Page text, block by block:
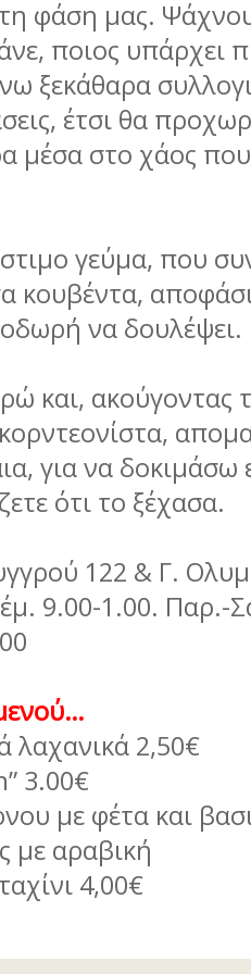
τη φάση µας.
ποιος υπάρχει
ξεκάθαρα
έτσι θα
µέσα στο χάος που
γεύµα, που
κουβέντα,
να δουλέψει.
και, ακούγοντας
για να δοκιµάσω
ότι το
122 & Γ.
9.00-1.00. Παρ.-
λαχανικά 2,50€
3.00€
µε φέτα και
µε αραβική
4,00€